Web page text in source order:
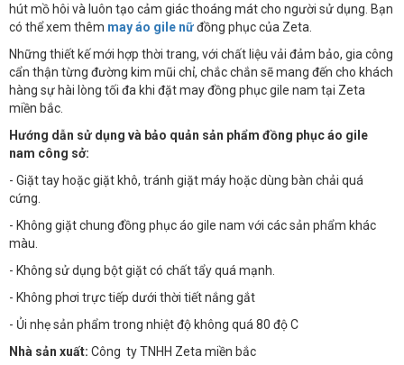
hút mồ hôi và luôn tạo cảm giác thoáng mát cho người sử dụng. Bạn
có thể xem thêm may áo gile nữđồng phục của Zeta.
Những thiết kế mới hợp thời trang, với chất liệu vải đảm bảo, gia công
cẩn thận từng đường kim mũi chỉ, chắc chắn sẽ mang đến cho khách
hàng sự hài lòng tối đa khi đặt may đồng phục gile nam tại Zeta
miền bắc.
Hướng dẫn sử dụng và bảo quản sản phẩm đồng phục áo gile
nam công sở:
- Giặt tay hoặc giặt khô, tránh giặt máy hoặc dùng bàn chải quá
cứng.
- Không giặt chung đồng phục áo gile nam với các sản phẩm khác
màu.
- Không sử dụng bột giặt có chất tẩy quá mạnh.
- Không phơi trực tiếp dưới thời tiết nắng gắt
- Ủi nhẹ sản phẩm trong nhiệt độ không quá 80 độ C
Nhà sản xuất: Công ty TNHH Zeta miền bắc